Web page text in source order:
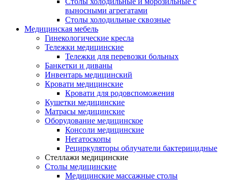
выносными агрегатами
Столы холодильные сквозные
Медицинская мебель
Гинекологические кресла
Тележки медицинские
Тележки для перевозки больных
Банкетки и диваны
Инвентарь медицинский
Кровати медицинские
Кровати для родовспоможения
Кушетки медицинские
Матраcы медицинские
Оборудование медицинское
Консоли медицинские
Негатоскопы
Рециркуляторы облучатели бактерицидные
Стеллажи медицинские
Столы медицинские
Медицинские массажные столы